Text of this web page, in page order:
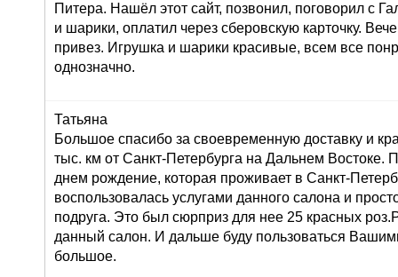
Питера. Нашёл этот сайт, позвонил, поговорил с
и шарики, оплатил через сберовскую карточку.
привез. Игрушка и шарики красивые, всем все
однозначно.
Татьяна
Большое спасибо за своевременную доставку и
тыс. км от Санкт-Петербурга на Дальнем Востоке.
днем рождение, которая проживает в Санкт-
воспользовалась услугами данного салона и
подруга. Это был сюрприз для нее 25 красных
данный салон. И дальше буду пользоваться
большое.